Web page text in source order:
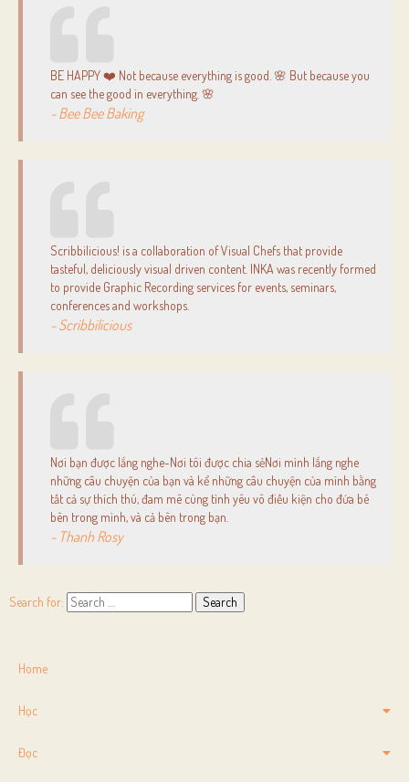
BE HAPPY ❤️ Not because everything is good. 🌸 But because you
can see the good in everything. 🌸
- Bee Bee Baking
Scribbilicious! is a collaboration of Visual Chefs that provide
tasteful, deliciously visual driven content. INKA was recently formed
to provide Graphic Recording services for events, seminars,
conferences and workshops.
- Scribbilicious
Nơi bạn được lắng nghe-Nơi tôi được chia sẻNơi mình lắng nghe
những câu chuyện của bạn và kể những câu chuyện của mình bằng
tất cả sự thích thú, đam mê cùng tình yêu vô điều kiện cho đứa bé
bên trong mình, và cả bên trong bạn.
- Thanh Rosy
Search for:
Home
Học
Đọc